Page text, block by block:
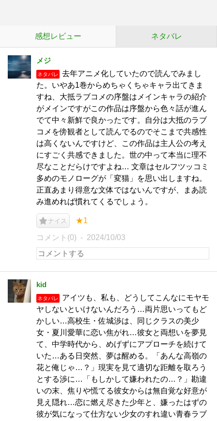
感想レビュー ネタバレ
メジ
ネタバレ
去年アニメ化していたので読んでみまし
た。いやあ1巻からめちゃくちゃキャラ出てきま
すね、大抵ラブコメの序盤はメインキャラの紹介
がメインですがこの作品は序盤から色々話が進ん
でて中々新鮮で良かったです。自分は大抵のラブ
コメを傍観者として読んでるのでそこまで共感性
は高くないんですけど、この作品は主人公の考え
にすごく共感できました。世の中って本当に理不
尽なことだらけですよね… 文章はセルフツッコミ
多めのモノローグが「変猫」を思い出しますね。
正直あまり得意な文体ではないんですが、まあ読
み進めれば慣れてくるでしょう。
ナイス ★1
コメント(0) 2024/10/03
kid
ネタバレ
アイツも、私も、どうしてこんなにモヤモ
ヤしないといけないんだろう…両片思いってもど
かしい…高校生・佐城渉は、同じクラスの美少
女・夏川愛華に恋い焦がれ…彼女と両想いを夢見
て、中学時代から、めげずにアプローチを続けて
いた…ある日突然、夢は醒める。「あんな高嶺の
花と俺じゃ…？」現実を見て適切な距離を取ろう
とする渉に…「もしかして嫌われたの…？」勘違
いの末、焦りや慌てる彼女からは無自覚な好意が
見え隠れ…恋に燃え尽きた少年と、嫌ったはずの
彼が気になって仕方ない少女のすれ違い青春ラブ